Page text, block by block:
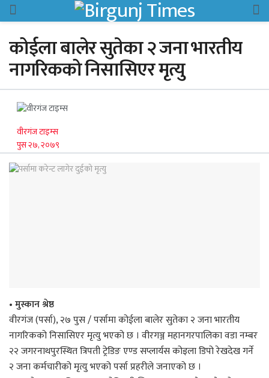
कोईला बालेर सुतेका २ जना भारतीय
नागरिकको निसासिएर मृत्यु
वीरगंज टाइम्स
पुस २७, २०७९
• मुस्कान श्रेष्ठ
वीरगंज (पर्सा), २७ पुस / पर्सामा कोईला बालेर सुतेका २ जना भारतीय
नागरिकको निसासिएर मृत्यु भएको छ । वीरगञ्ज महानगरपालिका वडा नम्बर
२२ जगरनाथपुरस्थित त्रिपती ट्रेडिङ एण्ड सप्लार्यस कोइला डिपो रेखदेख गर्ने
२ जना कर्मचारीको मृत्यु भएको पर्सा प्रहरीले जनाएको छ ।